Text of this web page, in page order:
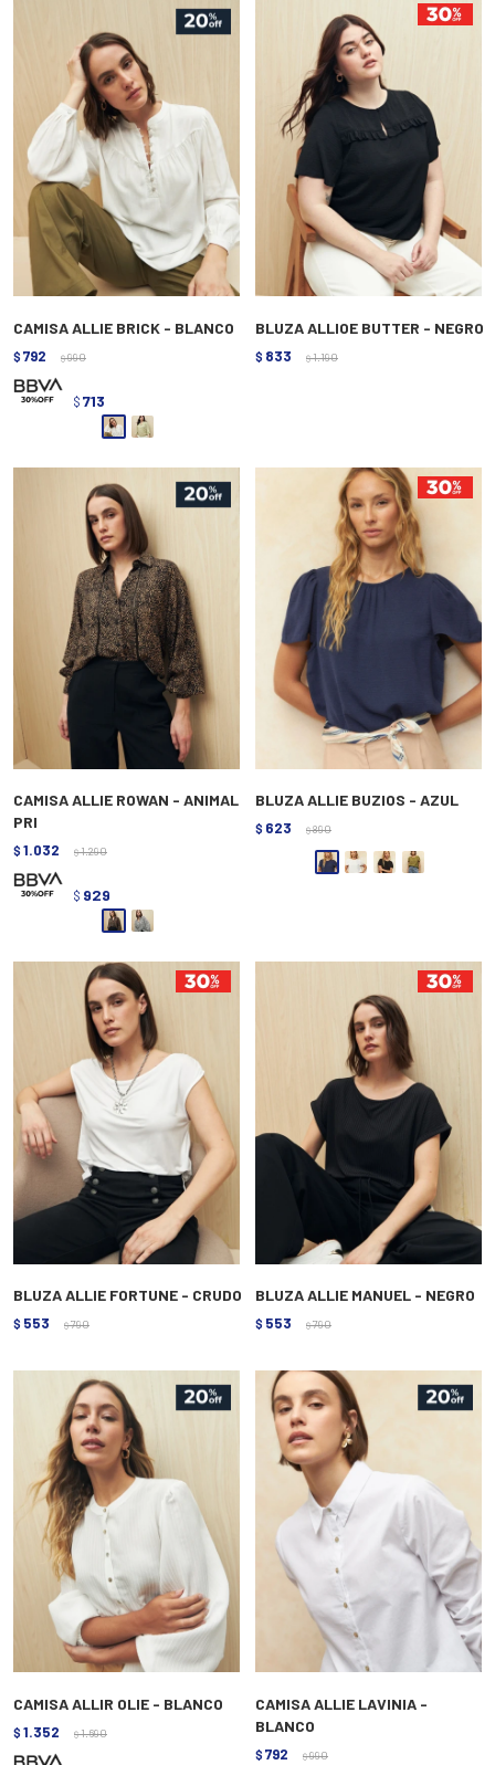
CAMISA ALLIE BRICK - BLANCO
$ 792 $ 990
$ 713
BLUZA ALLIOE BUTTER - NEGRO
$ 833 $ 1.190
CAMISA ALLIE ROWAN - ANIMAL
PRI
$ 1.032 $ 1.290
$ 929
BLUZA ALLIE BUZIOS - AZUL
$ 623 $ 890
BLUZA ALLIE FORTUNE - CRUDO
$ 553 $ 790
BLUZA ALLIE MANUEL - NEGRO
$ 553 $ 790
CAMISA ALLIR OLIE - BLANCO
$ 1.352 $ 1.690
CAMISA ALLIE LAVINIA -
BLANCO
$ 792 $ 990